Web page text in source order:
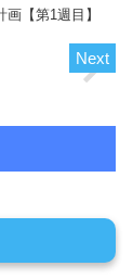
画【第1週目】